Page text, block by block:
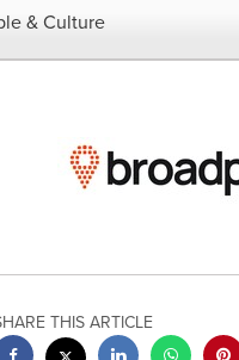
& Culture
THIS ARTICLE